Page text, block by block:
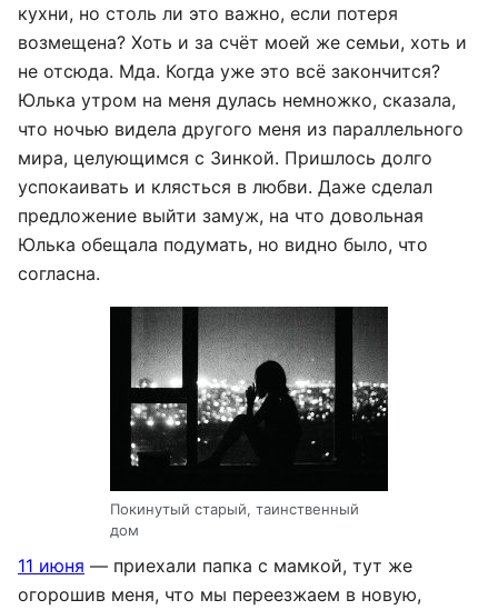
кухни, но столь ли это важно, если потеря
возмещена? Хоть и за счёт моей же семьи, хоть и
не отсюда. Мда. Когда уже это всё закончится?
Юлька утром на меня дулась немножко, сказала,
что ночью видела другого меня из параллельного
мира, целующимся с Зинкой. Пришлось долго
успокаивать и клясться в любви. Даже сделал
предложение выйти замуж, на что довольная
Юлька обещала подумать, но видно было, что
согласна.
Покинутый старый, таинственный
дом
11 июня — приехали папка с мамкой, тут же
огорошив меня, что мы переезжаем в новую,